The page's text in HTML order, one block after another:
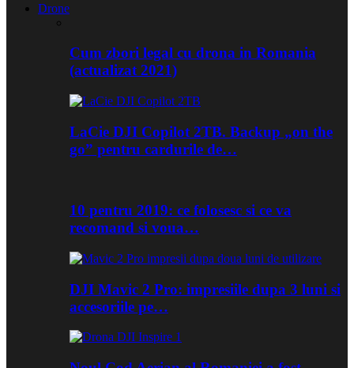
Drone
Cum zbori legal cu drona in Romania
(actualizat 2021)
LaCie DJI Copilot 2TB. Backup „on the
go” pentru cardurile de…
10 pentru 2019: ce folosesc si ce va
recomand si voua…
DJI Mavic 2 Pro: impresiile dupa 3 luni si
accesoriile pe…